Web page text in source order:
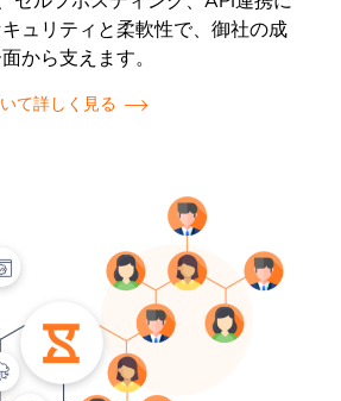
ュリティと柔軟性で、御社の成
から支えます。
て詳しく見る